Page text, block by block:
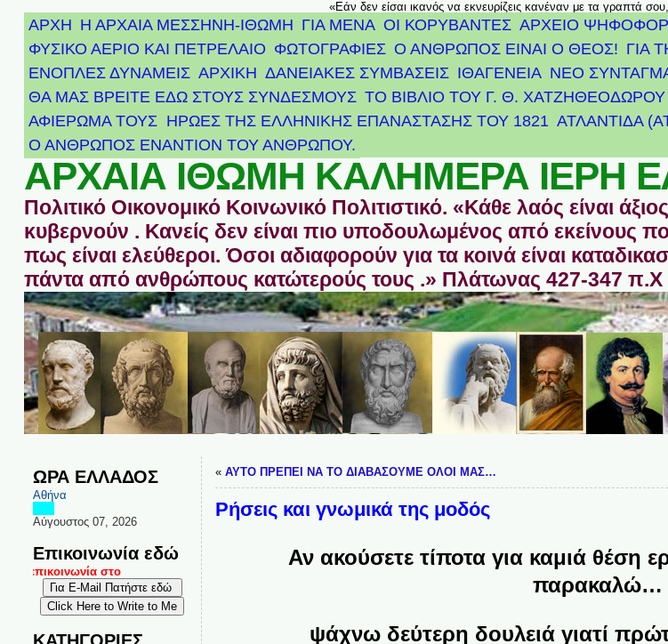
«Εάν δεν είσαι ικανός να εκνευρίζεις κανέναν με τα γραπτά
ΑΡΧΗ Η ΑΡΧΑΙΑ ΜΕΣΣΗΝΗ-ΙΘΩΜΗ ΓΙΑ ΜΕΝΑ ΟΙ ΚΟΡΥΒΑΝΤΕΣ ΑΡΧΕΊΟ
ΦΥΣΙΚΟ ΑΕΡΙΟ ΚΑΙ ΠΕΤΡΕΛΑΙΟ ΦΩΤΟΓΡΑΦΙΕΣ Ο ΑΝΘΡΩΠΟΣ ΕΙΝΑΙ Ο ΘΕΟΣ! ΓΙΑ
ΕΝΟΠΛΕΣ ΔΥΝΑΜΕΙΣ ΑΡΧΙΚΉ ΔΑΝΕΙΑΚΕΣ ΣΥΜΒΑΣΕΙΣ ΙΘΑΓΕΝΕΙΑ ΝΕΟ
ΘΑ ΜΑΣ ΒΡΕΙΤΕ ΕΔΩ ΣΤΟΥΣ ΣΥΝΔΕΣΜΟΥΣ ΤΟ ΒΙΒΛΙΟ ΤΟΥ Γ. Θ. ΧΑΤΖΗΘΕΟΔΩΡΟΥ
ΑΦΙΈΡΩΜΑ ΤΟΥΣ ΉΡΩΕΣ ΤΗΣ ΕΛΛΗΝΙΚΉΣ ΕΠΑΝΆΣΤΑΣΗΣ ΤΟΥ 1821 ΑΤΛΑΝΤΊΔΑ
Ο ΑΝΘΡΩΠΟΣ ΕΝΑΝΤΙΟΝ ΤΟΥ ΑΝΘΡΩΠΟΥ.
ΑΡΧΑΙΑ ΙΘΩΜΗ ΚΑΛΗΜΕΡΑ ΙΕΡΗ
Πολιτικό Οικονομικό Κοινωνικό Πολιτιστικό. «Κάθε λαός είναι
κυβερνούν . Κανείς δεν είναι πιο υποδουλωμένος από εκείνους
πως είναι ελεύθεροι. Όσοι αδιαφορούν για τα κοινά είναι
πάντα από ανθρώπους κατώτερούς τους .» Πλάτωνας 427-347 π.Χ
ΩΡΑ ΕΛΛΑΔΟΣ
Αθήνα
Αύγουστος 07, 2026
Επικοινωνία εδώ
επικοινωνία στο
« ΑΥΤΟ ΠΡΕΠΕΙ ΝΑ ΤΟ ΔΙΑΒΑΣΟΥΜΕ ΟΛΟΙ ΜΑΣ…
Ρήσεις και γνωμικά της μοδός
Αν ακούσετε τίποτα για καμιά θέση
παρακαλώ…
ψάχνω δεύτερη δουλειά γιατί